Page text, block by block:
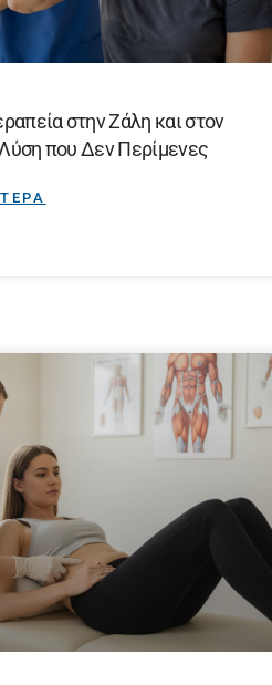
στην Ζάλη και στον
Λύση που Δεν Περίμενες